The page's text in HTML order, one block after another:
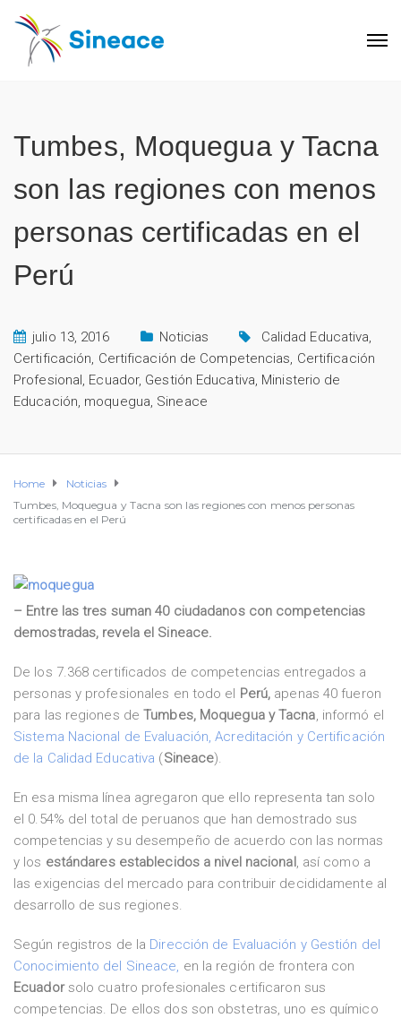
Tumbes, Moquegua y Tacna
son las regiones con menos
personas certificadas en el
Perú
julio 13, 2016 Noticias Calidad Educativa,
Certificación, Certificación de Competencias, Certificación
Profesional, Ecuador, Gestión Educativa, Ministerio de
Educación, moquegua, Sineace
Home
Noticias
Tumbes, Moquegua y Tacna son las regiones con menos personas
certificadas en el Perú
– Entre las tres suman 40 ciudadanos con competencias
demostradas, revela el Sineace.
De los 7.368 certificados de competencias entregados a
personas y profesionales en todo el Perú, apenas 40 fueron
para las regiones deTumbes, Moquegua y Tacna, informó el
Sistema Nacional de Evaluación, Acreditación y Certificación
de la Calidad Educativa (Sineace).
En esa misma línea agregaron que ello representa tan solo
el 0.54% del total de peruanos que han demostrado sus
competencias y su desempeño de acuerdo con las normas
y los estándares establecidos a nivel nacional, así como a
las exigencias del mercado para contribuir decididamente al
desarrollo de sus regiones.
Según registros de la Dirección de Evaluación y Gestión del
Conocimiento del Sineace, en la región de frontera con
Ecuadorsolo cuatro profesionales certificaron sus
competencias. De ellos dos son obstetras, uno es químico